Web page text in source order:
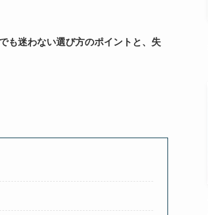
も迷わない選び方のポイントと、失